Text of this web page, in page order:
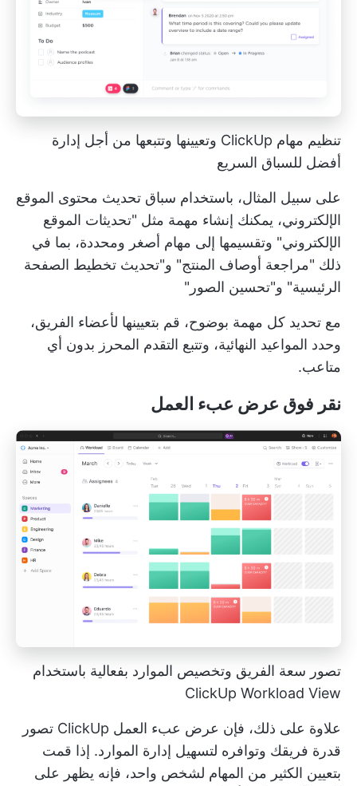
تنظيم مهام ClickUp وتعيينها وتتبعها من أجل إدارة
أفضل للسباق السريع
على سبيل المثال، باستخدام سباق تحديث محتوى الموقع
الإلكتروني، يمكنك إنشاء مهمة مثل "تحديثات الموقع
الإلكتروني" وتقسيمها إلى مهام أصغر ومحددة، بما في
ذلك "مراجعة أوصاف المنتج" و"تحديث تخطيط الصفحة
الرئيسية" و"تحسين الصور"
مع تحديد كل مهمة بوضوح، قم بتعيينها لأعضاء الفريق،
وحدد المواعيد النهائية، وتتبع التقدم المحرز بدون أي
متاعب.
نقر فوق عرض عبء العمل
تصور سعة الفريق وتخصيص الموارد بفعالية باستخدام
ClickUp Workload View
علاوة على ذلك، فإن عرض عبء العمل ClickUp
تصور
قدرة فريقك وتوافره لتسهيل إدارة الموارد. إذا قمت
بتعيين الكثير من المهام لشخص واحد، فإنه يظهر على